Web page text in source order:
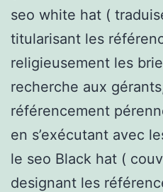
seo white hat (
titularisant les
religieusement les
recherche aux
référencement
en s’exécutant avec
le seo Black hat (
designant les